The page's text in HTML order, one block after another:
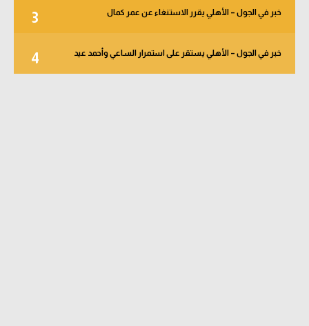
3 خبر في الجول – الأهلي يقرر الاستنغاء عن عمر كمال
4 خبر في الجول – الأهلي يستقر على استمرار الساعي وأحمد عيد